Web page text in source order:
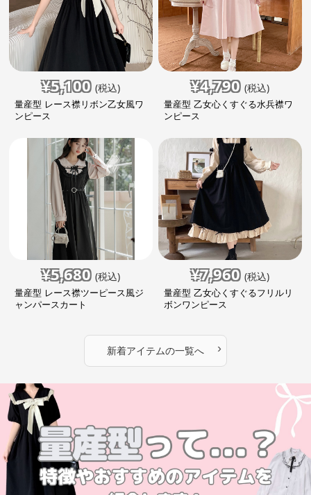
¥5,100 (税込)
量産型 レース襟リボン乙女風ワ
ンピース
¥4,790 (税込)
量産型 乙女心くすぐる水兵襟ワ
ンピース
¥5,680 (税込)
量産型 レース襟ツーピース風ジ
ャンパースカート
¥7,960 (税込)
量産型 乙女心くすぐるフリルリ
ボンワンピース
新着アイテムの一覧へ ›